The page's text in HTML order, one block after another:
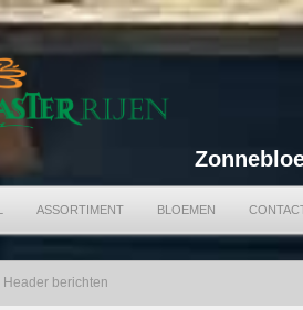
ASSORTIMENT BLOEMEN
Header berichten